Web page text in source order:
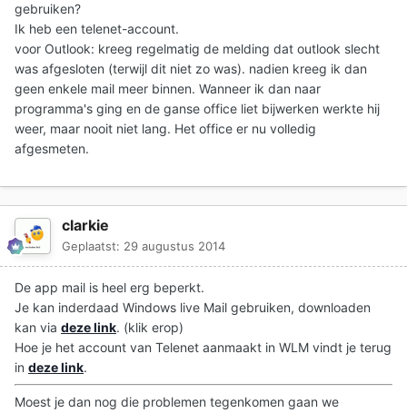
gebruiken?
Ik heb een telenet-account.
voor Outlook: kreeg regelmatig de melding dat outlook slecht
was afgesloten (terwijl dit niet zo was). nadien kreeg ik dan
geen enkele mail meer binnen. Wanneer ik dan naar
programma's ging en de ganse office liet bijwerken werkte hij
weer, maar nooit niet lang. Het office er nu volledig
afgesmeten.
clarkie
Geplaatst: 29 augustus 2014
De app mail is heel erg beperkt.
Je kan inderdaad Windows live Mail gebruiken, downloaden
kan via deze link. (klik erop)
Hoe je het account van Telenet aanmaakt in WLM vindt je terug
in deze link.
Moest je dan nog die problemen tegenkomen gaan we